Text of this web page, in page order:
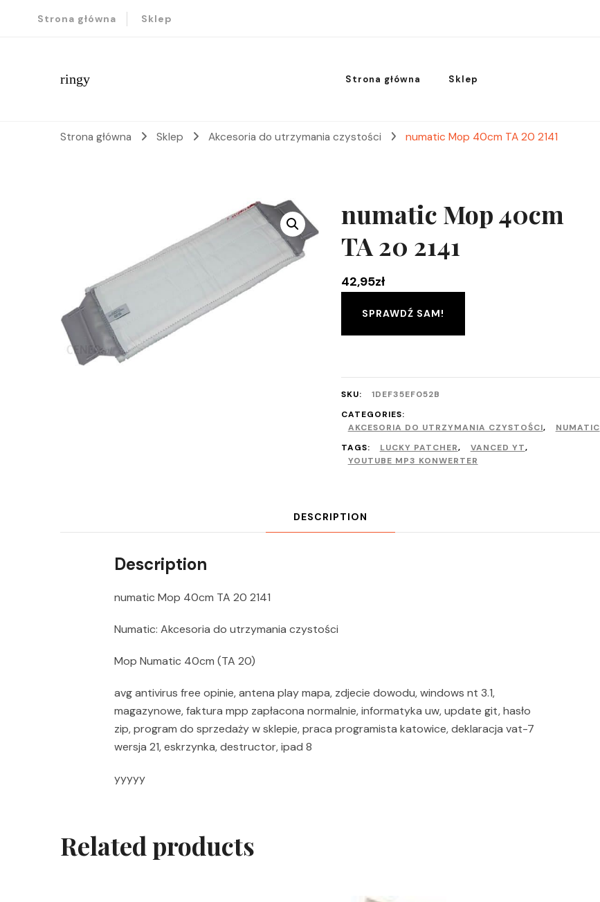
Strona główna Sklep
ringy Strona główna Sklep
Strona główna Sklep Akcesoria do utrzymania czystości numatic Mop 40cm TA 20 2141
numatic Mop 40cm
TA 20 2141
42,95zł
SPRAWDŹ SAM!
SKU:
1DEF35EF052B
CATEGORIES:
AKCESORIA DO UTRZYMANIA CZYSTOŚCI,
NUMATIC
TAGS:
LUCKY PATCHER, VANCED YT,
YOUTUBE MP3 KONWERTER
DESCRIPTION
Description
numatic Mop 40cm TA 20 2141
Numatic: Akcesoria do utrzymania czystości
Mop Numatic 40cm (TA 20)
avg antivirus free opinie, antena play mapa, zdjecie dowodu, windows nt 3.1,
magazynowe, faktura mpp zapłacona normalnie, informatyka uw, update git, hasło
zip, program do sprzedaży w sklepie, praca programista katowice, deklaracja vat-7
wersja 21, eskrzynka, destructor, ipad 8
yyyyy
Related products